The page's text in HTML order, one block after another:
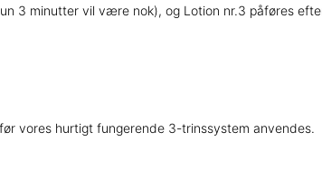
3 minutter vil være nok), og Lotion nr.3 påføres
vores hurtigt fungerende 3-trinssystem anvendes.